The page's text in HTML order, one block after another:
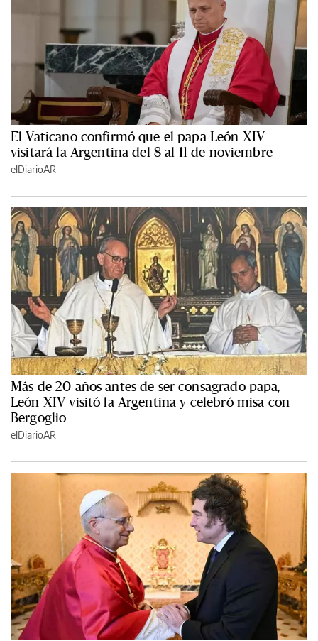
El Vaticano confirmó que el papa León XIV
visitará la Argentina del 8 al 11 de noviembre
elDiarioAR
Más de 20 años antes de ser consagrado papa,
León XIV visitó la Argentina y celebró misa con
Bergoglio
elDiarioAR